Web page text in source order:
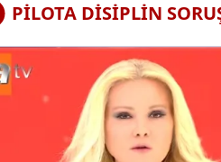
PİLOTA DİSİPLİN